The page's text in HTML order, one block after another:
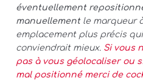
éventuellement
manuellementle marqueur
emplacement plus précis
conviendrait mieux. Si vous
pas à vous géolocaliser ou
mal positionné merci de